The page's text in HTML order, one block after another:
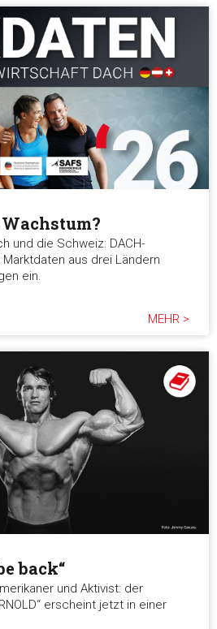
und die Schweiz: DACH-
aus drei Ländern
ein.
MEHR >
back“
und Aktivist: der
erscheint jetzt in einer